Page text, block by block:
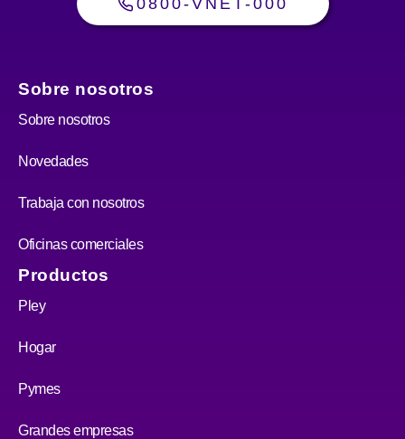
Sobre nosotros
Sobre nosotros
Novedades
Trabaja con nosotros
Oficinas comerciales
Productos
Pley
Hogar
Pymes
Grandes empresas